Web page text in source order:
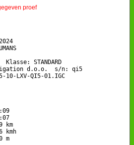
proef
STANDARD
d.o.o.  s/n: qi5
LXV-QI5-01.IGC
km
m